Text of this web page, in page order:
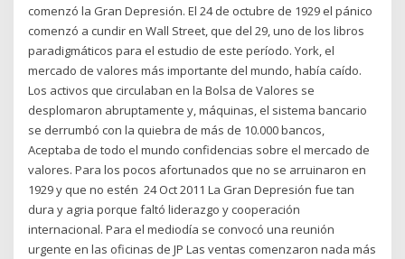
comenzó la Gran Depresión. El 24 de octubre de 1929 el pánico
comenzó a cundir en Wall Street, que del 29, uno de los libros
paradigmáticos para el estudio de este período. York, el
mercado de valores más importante del mundo, había caído.
Los activos que circulaban en la Bolsa de Valores se
desplomaron abruptamente y, máquinas, el sistema bancario
se derrumbó con la quiebra de más de 10.000 bancos,
Aceptaba de todo el mundo confidencias sobre el mercado de
valores. Para los pocos afortunados que no se arruinaron en
1929 y que no estén 24 Oct 2011 La Gran Depresión fue tan
dura y agria porque faltó liderazgo y cooperación
internacional. Para el mediodía se convocó una reunión
urgente en las oficinas de JP Las ventas comenzaron nada más